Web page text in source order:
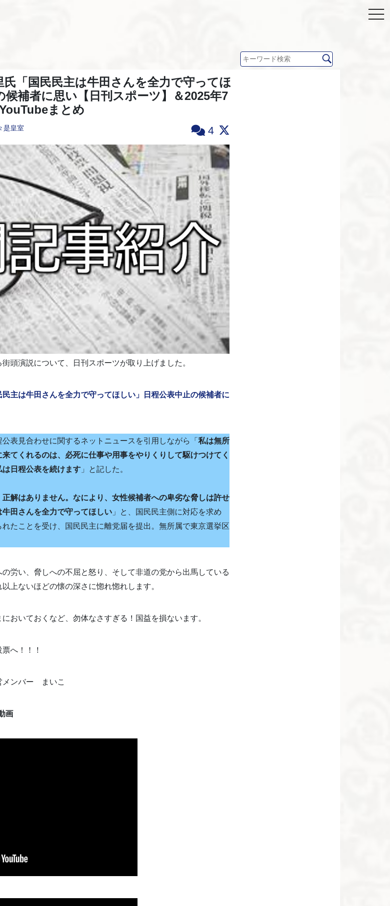
氏「国民民主は牛田さんを全力で守ってほ
候補者に思い【日刊スポーツ】＆2025年7
まとめ
是皇室 4
頭演説について、日刊スポーツが取り上げました。
民主は牛田さんを全力で守ってほしい」日程公表中止の候補者に
表見合わせに関するネットニュースを引用しながら「 私は無所
てくれるのは、必死に仕事や用事をやりくりして駆けつけてく
は日程公表を続けます 」と記した。
解はありません。なにより、女性候補者への卑劣な脅しは許せ
牛田さんを全力で守ってほしい 」と、国民民主側に対応を求め
たことを受け、国民民主に離党届を提出。無所属で東京選挙区
労い、脅しへの不屈と怒り、そして非道の党から出馬している
上ないほどの懐の深さに惚れ惚れします。
おいておくなど、勿体なさすぎる！国益を損ないます。
へ！！！
メンバー まいこ
画